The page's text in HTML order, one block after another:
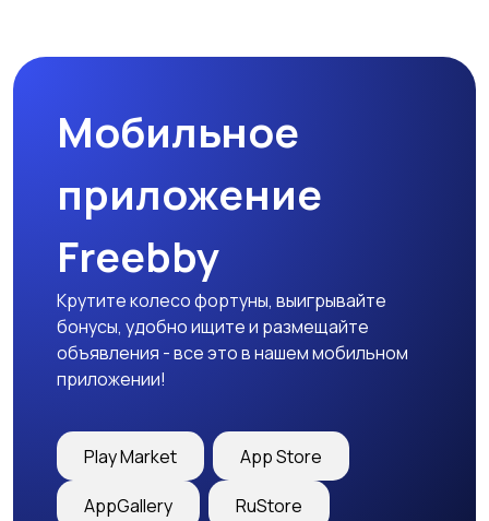
Медицина Начало карьеры
Образование и наука
закупки
Мобильное
приложение
Freebby
Крутите колесо фортуны, выигрывайте
бонусы, удобно ищите и размещайте
объявления - все это в нашем мобильном
приложении!
Play Market App Store
AppGallery RuStore